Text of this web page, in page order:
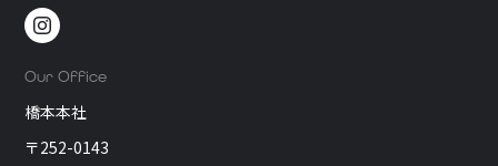
Our Office
橋本本社
〒252-0143